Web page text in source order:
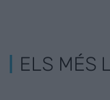
ELS MÉS